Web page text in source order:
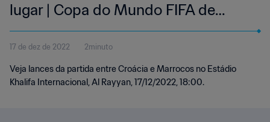
lugar | Copa do Mundo FIFA de
2022, no Qatar | Melhores
momentos
17 de dez de 2022 2minuto
Veja lances da partida entre Croácia e Marrocos no Estádio
Khalifa Internacional, Al Rayyan, 17/12/2022, 18:00.